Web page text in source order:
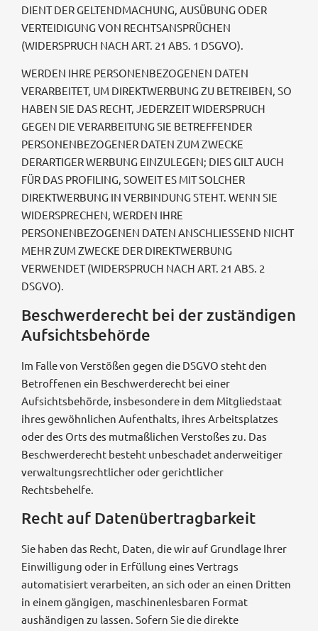
DIENT DER GELTENDMACHUNG, AUSÜBUNG ODER
VERTEIDIGUNG VON RECHTSANSPRÜCHEN
(WIDERSPRUCH NACH ART. 21 ABS. 1 DSGVO).
WERDEN IHRE PERSONENBEZOGENEN DATEN
VERARBEITET, UM DIREKTWERBUNG ZU BETREIBEN, SO
HABEN SIE DAS RECHT, JEDERZEIT WIDERSPRUCH
GEGEN DIE VERARBEITUNG SIE BETREFFENDER
PERSONENBEZOGENER DATEN ZUM ZWECKE
DERARTIGER WERBUNG EINZULEGEN; DIES GILT AUCH
FÜR DAS PROFILING, SOWEIT ES MIT SOLCHER
DIREKTWERBUNG IN VERBINDUNG STEHT. WENN SIE
WIDERSPRECHEN, WERDEN IHRE
PERSONENBEZOGENEN DATEN ANSCHLIESSEND NICHT
MEHR ZUM ZWECKE DER DIREKTWERBUNG
VERWENDET (WIDERSPRUCH NACH ART. 21 ABS. 2
DSGVO).
Beschwerde­recht bei der zuständigen
Aufsichts­behörde
Im Falle von Verstößen gegen die DSGVO steht den
Betroffenen ein Beschwerderecht bei einer
Aufsichtsbehörde, insbesondere in dem Mitgliedstaat
ihres gewöhnlichen Aufenthalts, ihres Arbeitsplatzes
oder des Orts des mutmaßlichen Verstoßes zu. Das
Beschwerderecht besteht unbeschadet anderweitiger
verwaltungsrechtlicher oder gerichtlicher
Rechtsbehelfe.
Recht auf Daten­übertrag­barkeit
Sie haben das Recht, Daten, die wir auf Grundlage Ihrer
Einwilligung oder in Erfüllung eines Vertrags
automatisiert verarbeiten, an sich oder an einen Dritten
in einem gängigen, maschinenlesbaren Format
aushändigen zu lassen. Sofern Sie die direkte